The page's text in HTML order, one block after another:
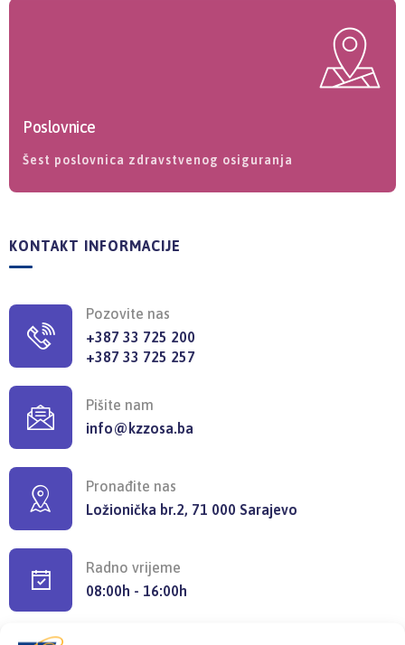
Poslovnice
Šest poslovnica zdravstvenog osiguranja
KONTAKT INFORMACIJE
Pozovite nas
+387 33 725 200
+387 33 725 257
Pišite nam
info@kzzosa.ba
Pronađite nas
Ložionička br.2, 71 000 Sarajevo
Radno vrijeme
08:00h - 16:00h